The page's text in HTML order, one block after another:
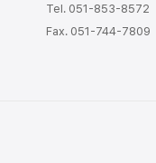
Tel. 051-853-8572
Fax. 051-744-7809